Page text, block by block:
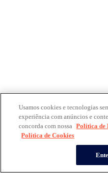
Usamos cookies e tecnologias
experiência com anúncios e
concorda com nossa Política de
Política de Cookies